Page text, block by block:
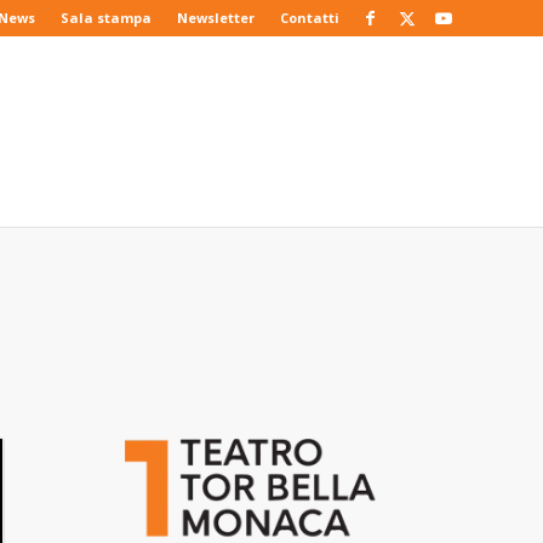
Sala stampa Newsletter Contatti